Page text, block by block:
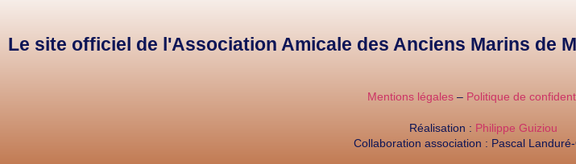
Le site officiel de l'Association Amicale des Anciens Marins de
Mentions légales – Politique de
Réalisation : Philippe Guiziou
Collaboration association : Pascal